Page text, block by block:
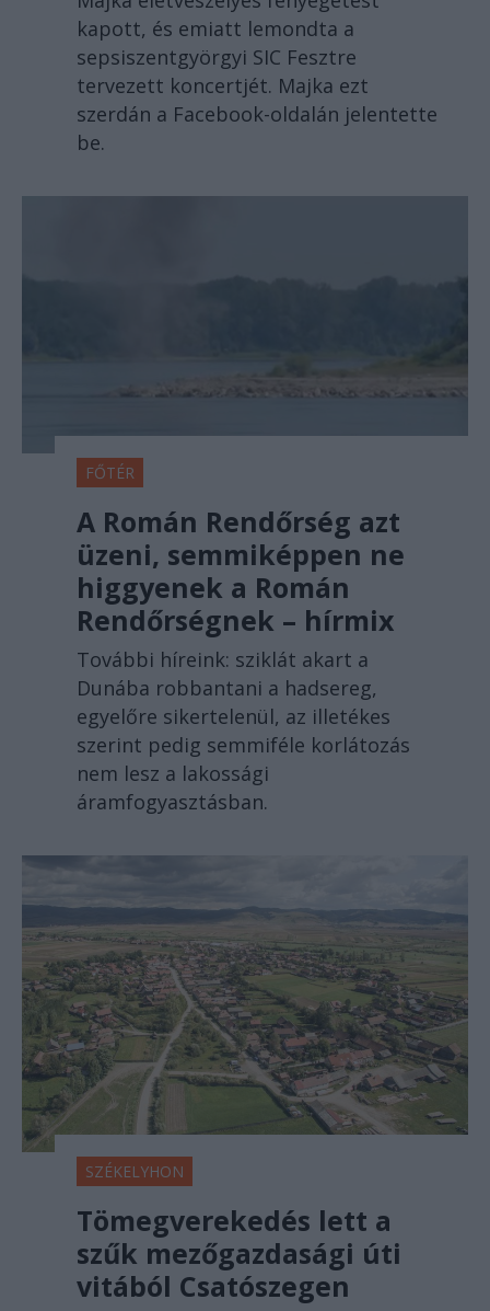
kapott, és emiatt lemondta a
sepsiszentgyörgyi SIC Fesztre
tervezett koncertjét. Majka ezt
szerdán a Facebook-oldalán jelentette
be.
FŐTÉR
A Román Rendőrség azt
üzeni, semmiképpen ne
higgyenek a Román
Rendőrségnek – hírmix
További híreink: sziklát akart a
Dunába robbantani a hadsereg,
egyelőre sikertelenül, az illetékes
szerint pedig semmiféle korlátozás
nem lesz a lakossági
áramfogyasztásban.
SZÉKELYHON
Tömegverekedés lett a
szűk mezőgazdasági úti
vitából Csatószegen